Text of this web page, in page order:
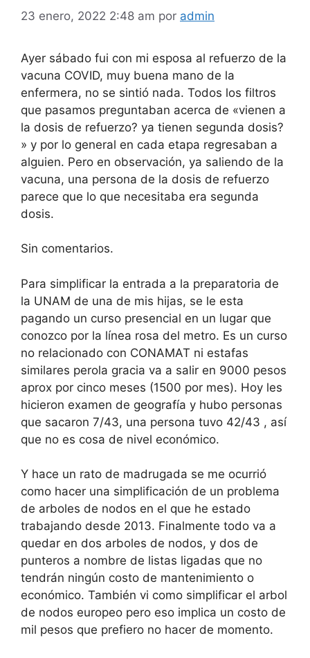
23 enero, 2022 2:48 am por admin
Ayer sábado fui con mi esposa al refuerzo de la
vacuna COVID, muy buena mano de la
enfermera, no se sintió nada. Todos los filtros
que pasamos preguntaban acerca de «vienen a
la dosis de refuerzo? ya tienen segunda dosis?
» y por lo general en cada etapa regresaban a
alguien. Pero en observación, ya saliendo de la
vacuna, una persona de la dosis de refuerzo
parece que lo que necesitaba era segunda
dosis.
Sin comentarios.
Para simplificar la entrada a la preparatoria de
la UNAM de una de mis hijas, se le esta
pagando un curso presencial en un lugar que
conozco por la línea rosa del metro. Es un curso
no relacionado con CONAMAT ni estafas
similares perola gracia va a salir en 9000 pesos
aprox por cinco meses (1500 por mes). Hoy les
hicieron examen de geografía y hubo personas
que sacaron 7/43, una persona tuvo 42/43 , así
que no es cosa de nivel económico.
Y hace un rato de madrugada se me ocurrió
como hacer una simplificación de un problema
de arboles de nodos en el que he estado
trabajando desde 2013. Finalmente todo va a
quedar en dos arboles de nodos, y dos de
punteros a nombre de listas ligadas que no
tendrán ningún costo de mantenimiento o
económico. También vi como simplificar el arbol
de nodos europeo pero eso implica un costo de
mil pesos que prefiero no hacer de momento.